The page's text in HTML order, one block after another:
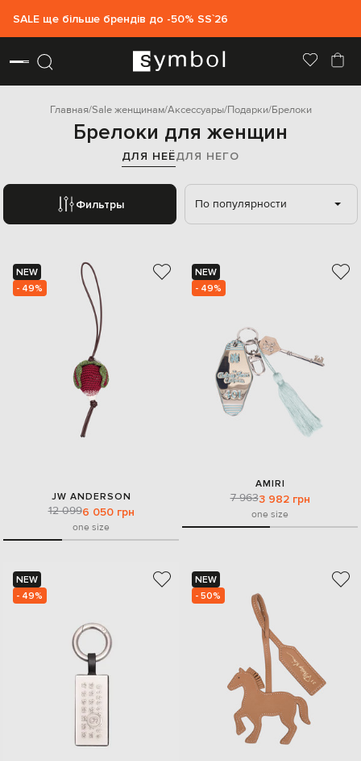
SALE ще більше брендів до -50% SS`26
Главная Sale женщинам Аксессуары Подарки Брелоки
Брелоки для женщин
ДЛЯ НЕЁДЛЯ НЕГО
Фильтры По популярности
NEW
- 49%
JW ANDERSON
12 0996 050 грн
one size
NEW
- 49%
AMIRI
7 9633 982 грн
one size
NEW
- 49%
NEW
- 50%